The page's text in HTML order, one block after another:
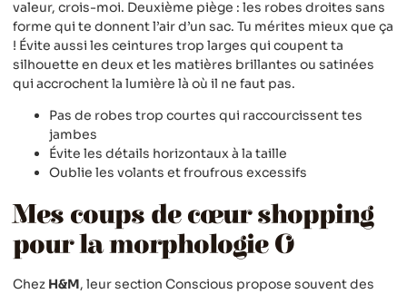
valeur, crois-moi. Deuxième piège : les robes droites sans
forme qui te donnent l’air d’un sac. Tu mérites mieux que ça
! Évite aussi les ceintures trop larges qui coupent ta
silhouette en deux et les matières brillantes ou satinées
qui accrochent la lumière là où il ne faut pas.
Pas de robes trop courtes qui raccourcissent tes
jambes
Évite les détails horizontaux à la taille
Oublie les volants et froufrous excessifs
Mes coups de cœur shopping
pour la morphologie O
Chez H&M, leur section Conscious propose souvent des